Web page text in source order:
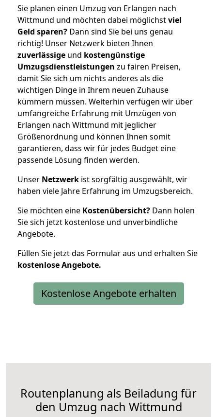
Sie planen einen Umzug von Erlangen nach
Wittmund und möchten dabei möglichstviel
Geld sparen? Dann sind Sie bei uns genau
richtig! Unser Netzwerk bieten Ihnen
zuverlässige und kostengünstige
Umzugsdienstleistungen zu fairen Preisen,
damit Sie sich um nichts anderes als die
wichtigen Dinge in Ihrem neuen Zuhause
kümmern müssen. Weiterhin verfügen wir über
umfangreiche Erfahrung mit Umzügen von
Erlangen nach Wittmund mit jeglicher
Größenordnung und können Ihnen somit
garantieren, dass wir für jedes Budget eine
passende Lösung finden werden.
Unser Netzwerk ist sorgfältig ausgewählt, wir
haben viele Jahre Erfahrung im Umzugsbereich.
Sie möchten eine Kostenübersicht? Dann holen
Sie sich jetzt kostenlose und unverbindliche
Angebote.
Füllen Sie jetzt das Formular aus und erhalten Sie
kostenloseAngebote.
Kostenlose Angebote erhalten
Routenplanung als Beiladung für
den Umzug nach Wittmund